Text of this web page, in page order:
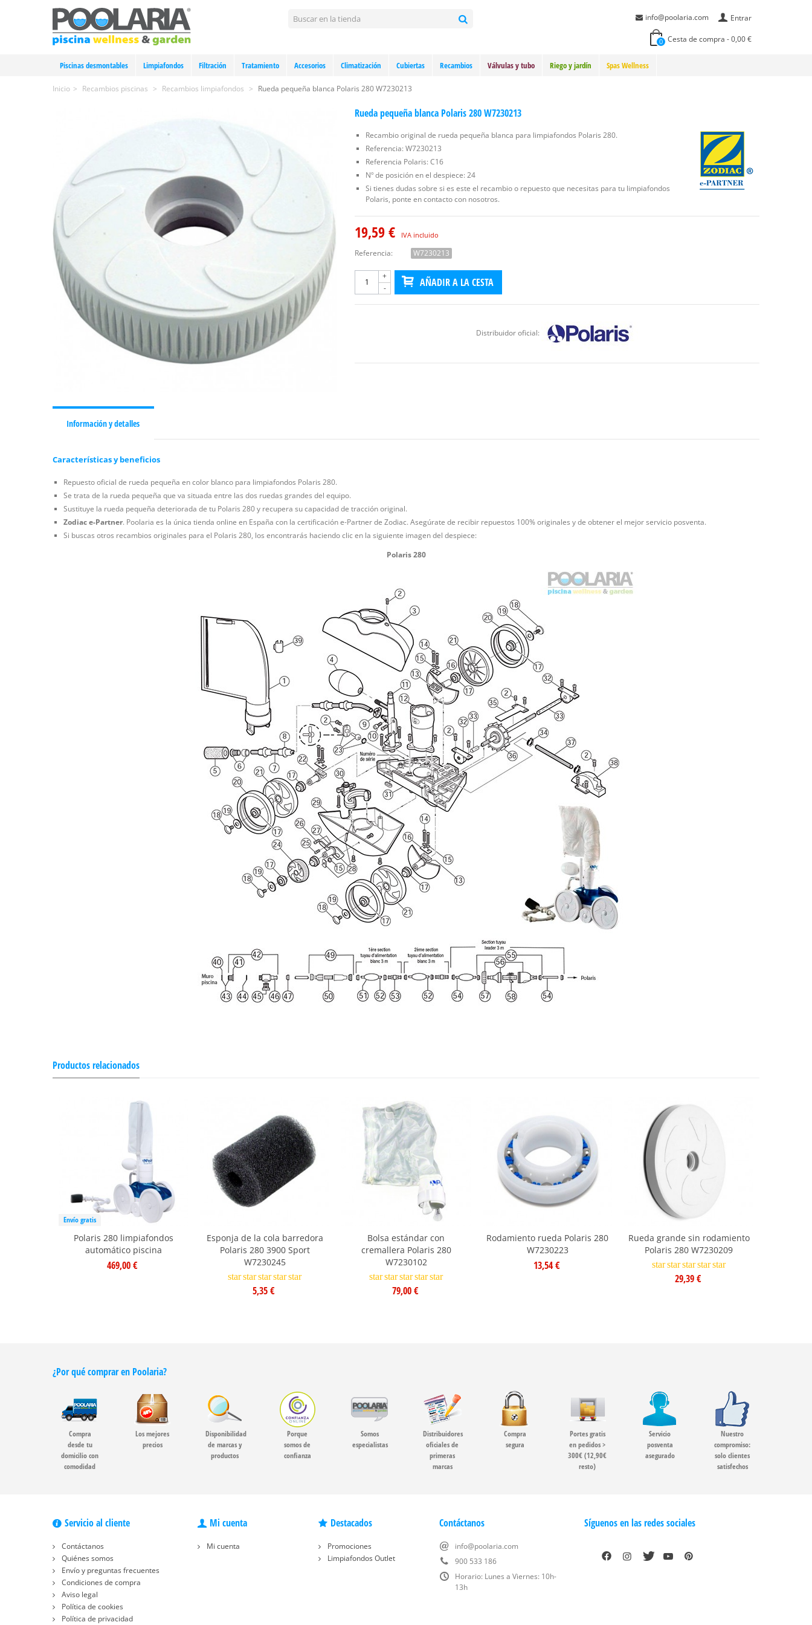
Entrar
info@poolaria.com
0 Cesta de compra -0,00 €
Piscinas desmontables Limpiafondos Filtración Tratamiento Accesorios Climatización Cubiertas Recambios Válvulas y tubo Riego y jardín Spas Wellness
Inicio > Recambios piscinas > Recambios limpiafondos > Rueda pequeña blanca Polaris 280 W7230213
Rueda pequeña blanca Polaris 280 W7230213
Recambio original de rueda pequeña blanca para limpiafondos Polaris 280.
Referencia: W7230213
Referencia Polaris: C16
Nº de posición en el despiece: 24
Si tienes dudas sobre si es este el recambio o repuesto que necesitas para tu limpiafondos
Polaris, ponte en contacto con nosotros.
19,59 € IVA incluido
Referencia: W7230213
-
+ AÑADIR A LA CESTA
Distribuidor oficial:
Información y detalles
Características y beneficios
Repuesto oficial de rueda pequeña en color blanco para limpiafondos Polaris 280.
Se trata de la rueda pequeña que va situada entre las dos ruedas grandes del equipo.
Sustituye la rueda pequeña deteriorada de tu Polaris 280 y recupera su capacidad de tracción original.
Zodiac e-Partner. Poolaria es la única tienda online en España con la certificación e-Partner de Zodiac. Asegúrate de recibir repuestos 100% originales y de obtener el mejor servicio posventa.
Si buscas otros recambios originales para el Polaris 280, los encontrarás haciendo clic en la siguiente imagen del despiece:
Polaris 280
Productos relacionados
Envío gratis
Polaris 280 limpiafondos
automático piscina
469,00 €
Esponja de la cola barredora
Polaris 280 3900 Sport
W7230245
starstarstarstarstar
5,35 €
Bolsa estándar con
cremallera Polaris 280
W7230102
starstarstarstarstar
79,00 €
Rodamiento rueda Polaris 280
W7230223
13,54 €
Rueda grande sin rodamiento
Polaris 280 W7230209
starstarstarstarstar
29,39 €
¿Por qué comprar en Poolaria?
Compra
desde tu
domicilio con
comodidad
Los mejores
precios
Disponibilidad
de marcas y
productos
Porque
somos de
confianza
Somos
especialistas
Distribuidores
oficiales de
primeras
marcas
Compra
segura
Portes gratis
en pedidos >
300€ (12,90€
resto)
Servicio
posventa
asegurado
Nuestro
compromiso:
solo clientes
satisfechos
Servicio al cliente
Contáctanos
Quiénes somos
Envío y preguntas frecuentes
Condiciones de compra
Aviso legal
Política de cookies
Política de privacidad
Mi cuenta
Mi cuenta
Destacados
Promociones
Limpiafondos Outlet
Contáctanos
info@poolaria.com
900 533 186
Horario: Lunes a Viernes: 10h-
13h
Síguenos en las redes sociales